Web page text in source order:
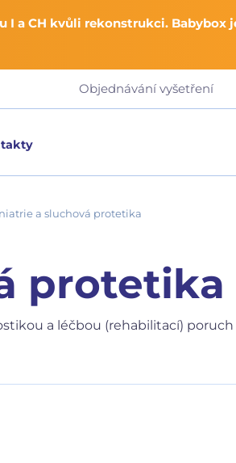
a CH kvůli rekonstrukci. Babybox
Objednávání vyšetření
a sluchová protetika
protetika
a léčbou (rehabilitací)